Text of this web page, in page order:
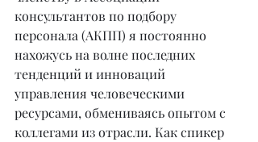
консультантов по подбору
персонала (АКПП) я постоянно
нахожусь на волне последних
тенденций и инноваций
управления человеческими
ресурсами, обмениваясь опытом с
коллегами из отрасли. Как спикер